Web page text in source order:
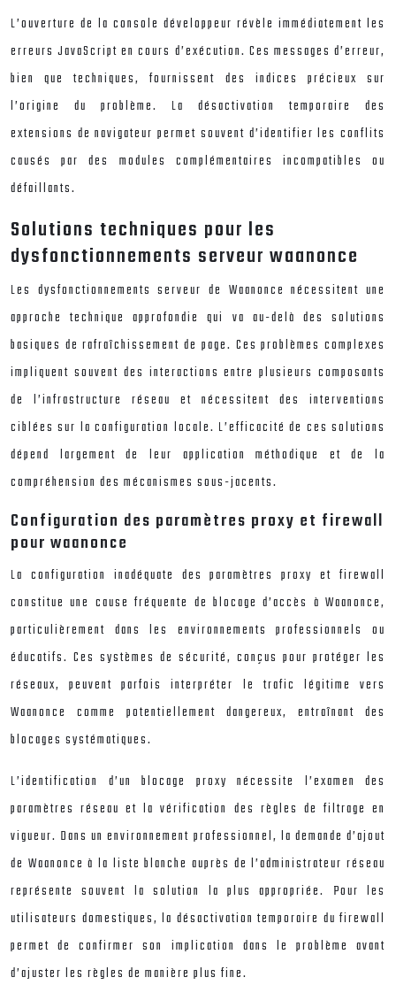
L’ouverture de la console développeur révèle immédiatement les
erreurs JavaScript en cours d’exécution. Ces messages d’erreur,
bien que techniques, fournissent des indices précieux sur
l’origine du problème. La désactivation temporaire des
extensions de navigateur permet souvent d’identifier les conflits
causés par des modules complémentaires incompatibles ou
défaillants.
Solutions techniques pour les
dysfonctionnements serveur waanonce
Les dysfonctionnements serveur de Waanonce nécessitent une
approche technique approfondie qui va au-delà des solutions
basiques de rafraîchissement de page. Ces problèmes complexes
impliquent souvent des interactions entre plusieurs composants
de l’infrastructure réseau et nécessitent des interventions
ciblées sur la configuration locale. L’efficacité de ces solutions
dépend largement de leur application méthodique et de la
compréhension des mécanismes sous-jacents.
Configuration des paramètres proxy et firewall
pour waanonce
La configuration inadéquate des paramètres proxy et firewall
constitue une cause fréquente de blocage d’accès à Waanonce,
particulièrement dans les environnements professionnels ou
éducatifs. Ces systèmes de sécurité, conçus pour protéger les
réseaux, peuvent parfois interpréter le trafic légitime vers
Waanonce comme potentiellement dangereux, entraînant des
blocages systématiques.
L’identification d’un blocage proxy nécessite l’examen des
paramètres réseau et la vérification des règles de filtrage en
vigueur. Dans un environnement professionnel, la demande d’ajout
de Waanonce à la liste blanche auprès de l’administrateur réseau
représente souvent la solution la plus appropriée. Pour les
utilisateurs domestiques, la désactivation temporaire du firewall
permet de confirmer son implication dans le problème avant
d’ajuster les règles de manière plus fine.